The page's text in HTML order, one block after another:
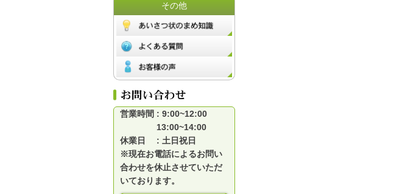
その他
営業時間 : 9:00~12:00
13:00~14:00
休業日 : 土日祝日
※現在お電話によるお問い
合わせを休止させていただ
いております。